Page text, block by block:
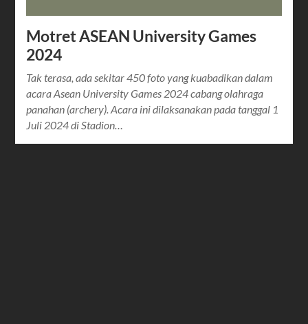
Motret ASEAN University Games
2024
Tak terasa, ada sekitar 450 foto yang kuabadikan dalam
acara Asean University Games 2024 cabang olahraga
panahan (archery). Acara ini dilaksanakan pada tanggal 1
Juli 2024 di Stadion…